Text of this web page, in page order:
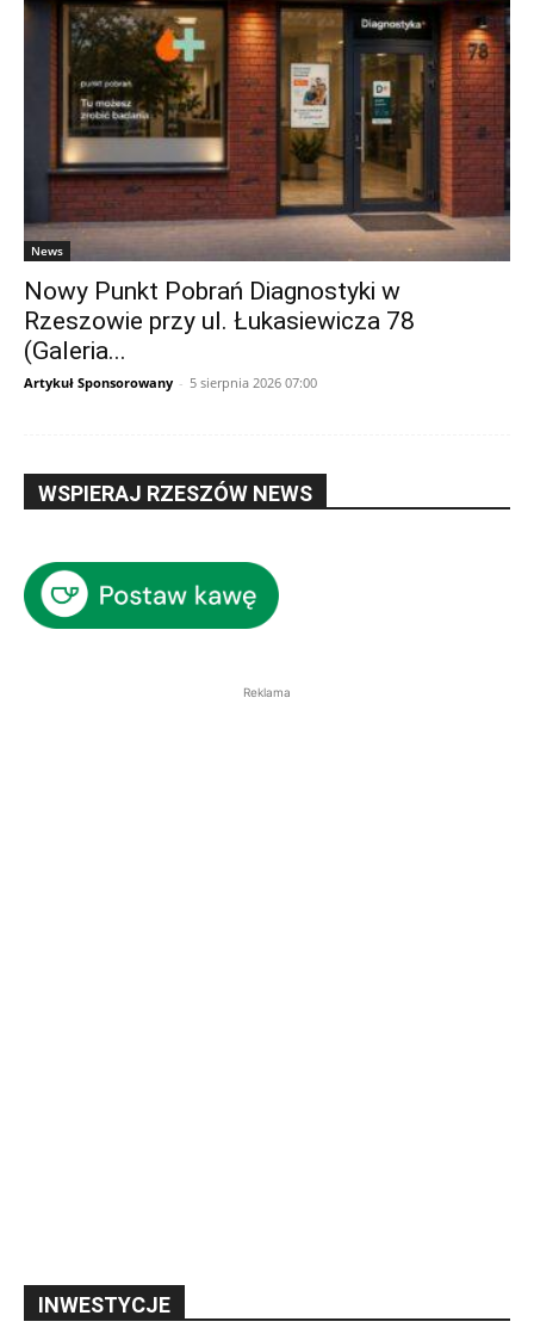
News
Nowy Punkt Pobrań Diagnostyki w
Rzeszowie przy ul. Łukasiewicza 78
(Galeria...
Artykuł Sponsorowany - 5 sierpnia 2026 07:00
WSPIERAJ RZESZÓW NEWS
Reklama
INWESTYCJE